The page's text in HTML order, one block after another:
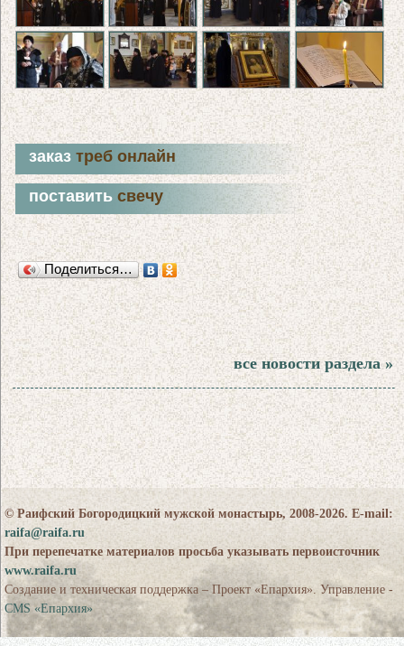
заказтреб онлайн
поставитьсвечу
Поделиться…
все новости раздела »
© Раифский Богородицкий мужской монастырь, 2008-2026. E-mail:
raifa@raifa.ru
При перепечатке материалов просьба указывать первоисточник
www.raifa.ru
Создание и техническая поддержка – Проект «Епархия». Управление -
CMS «Епархия»